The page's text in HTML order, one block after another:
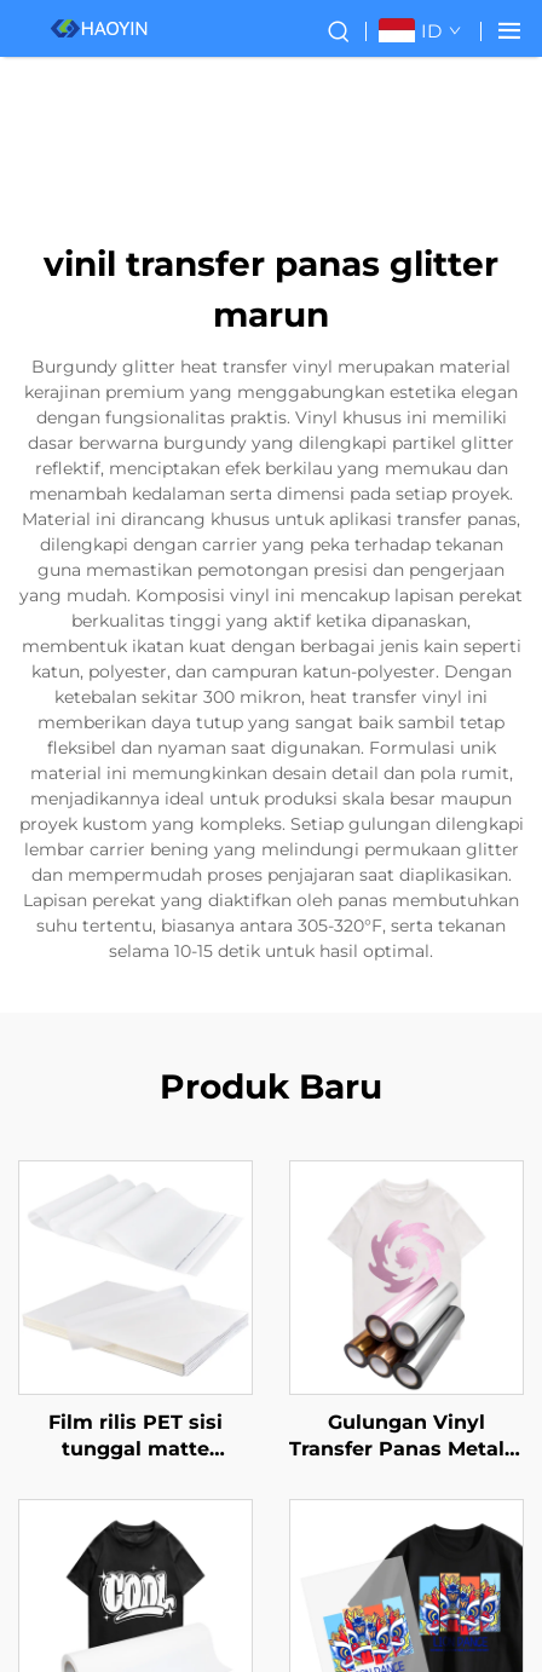
ID
vinil transfer panas glitter
marun
Burgundy glitter heat transfer vinyl merupakan material
kerajinan premium yang menggabungkan estetika elegan
dengan fungsionalitas praktis. Vinyl khusus ini memiliki
dasar berwarna burgundy yang dilengkapi partikel glitter
reflektif, menciptakan efek berkilau yang memukau dan
menambah kedalaman serta dimensi pada setiap proyek.
Material ini dirancang khusus untuk aplikasi transfer panas,
dilengkapi dengan carrier yang peka terhadap tekanan
guna memastikan pemotongan presisi dan pengerjaan
yang mudah. Komposisi vinyl ini mencakup lapisan perekat
berkualitas tinggi yang aktif ketika dipanaskan,
membentuk ikatan kuat dengan berbagai jenis kain seperti
katun, polyester, dan campuran katun-polyester. Dengan
ketebalan sekitar 300 mikron, heat transfer vinyl ini
memberikan daya tutup yang sangat baik sambil tetap
fleksibel dan nyaman saat digunakan. Formulasi unik
material ini memungkinkan desain detail dan pola rumit,
menjadikannya ideal untuk produksi skala besar maupun
proyek kustom yang kompleks. Setiap gulungan dilengkapi
lembar carrier bening yang melindungi permukaan glitter
dan mempermudah proses penjajaran saat diaplikasikan.
Lapisan perekat yang diaktifkan oleh panas membutuhkan
suhu tertentu, biasanya antara 305-320°F, serta tekanan
selama 10-15 detik untuk hasil optimal.
Produk Baru
Film rilis PET sisi
tunggal matte
Gulungan Vinyl
Transfer Panas Metalik